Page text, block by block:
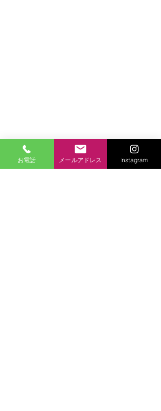
お電話 メールアドレス Instagram